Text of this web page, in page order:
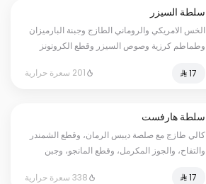
سلطة السيزر
الخس الامريكي والروماني الطازج وجبنة البارميزان
وطماطم كرزية وصوص السيزر وقطع الكروتونز
201 سعرة حرارية
سلطة هارفست
كالي طازج مع صلصة ديبس الرمان، وقطع الشمندر
والتفاح، والجوز المكرمل، وقطع المانجو، وجبن
338 سعرة حرارية